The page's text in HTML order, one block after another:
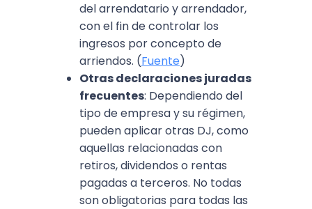
del arrendatario y arrendador,
con el fin de controlar los
ingresos por concepto de
arriendos. (Fuente)
Otras declaraciones juradas
frecuentes: Dependiendo del
tipo de empresa y su régimen,
pueden aplicar otras DJ, como
aquellas relacionadas con
retiros, dividendos o rentas
pagadas a terceros. No todas
son obligatorias para todas las